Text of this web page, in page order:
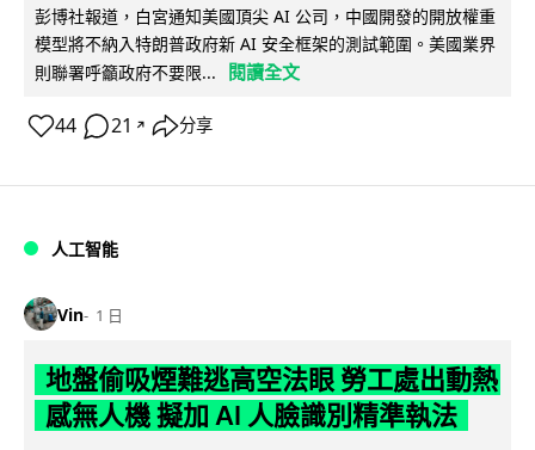
彭博社報道，白宮通知美國頂尖 AI 公司，中國開發的開放權重
模型將不納入特朗普政府新 AI 安全框架的測試範圍。美國業界
則聯署呼籲政府不要限...
閱讀全文
44 21 ↗ 分享
人工智能
Vin 1 日
地盤偷吸煙難逃高空法眼 勞工處出動熱
感無人機 擬加 AI 人臉識別精準執法